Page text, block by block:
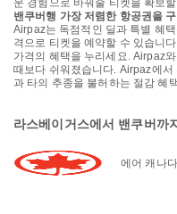
운 경험으로 바꿔줄 티켓을 확보
밴쿠버행 가장 저렴한 항공권을
Airpaz는 독점적인 딜과 특별 혜
격으로 티켓을 예약할 수 있습니
가격의 혜택을 누리세요. Airpaz
때보다 쉬워졌습니다. Airpaz에
과 타의 추종을 불허하는 절감 혜
라스베이거스에서 밴쿠버까
에어 캐나다